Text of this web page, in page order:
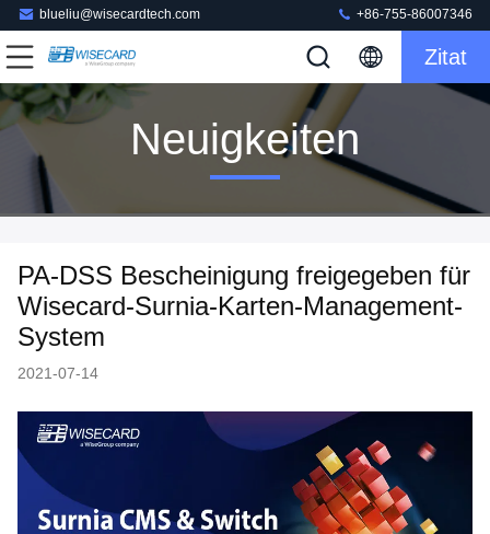
blueliu@wisecardtech.com +86-755-86007346
Zitat
Neuigkeiten
PA-DSS Bescheinigung freigegeben für
Wisecard-Surnia-Karten-Management-
System
2021-07-14